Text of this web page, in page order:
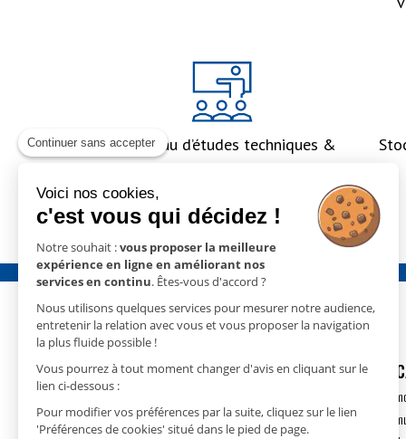
Continuer sans accepter
Voici nos cookies,
c'est vous qui décidez !
Notre souhait :vous proposer la meilleure
expérience en ligne en améliorant nos
services en continu. Êtes-vous d'accord ?
Nous utilisons quelques services pour mesurer notre audience,
entretenir la relation avec vous et vous proposer la navigation
la plus fluide possible !
Vous pourrez à tout moment changer d'avis en cliquant sur le
lien ci-dessous :
Pour modifier vos préférences par la suite, cliquez sur le lien
'Préférences de cookies' situé dans le pied de page.
Un bureau d’études techniques &
GECO- 15 rue Nicolas Cugnot
67410 DRUSENHEIM
T.+33(0)3 88 18 11 18
Déshumidification
Déshumidification